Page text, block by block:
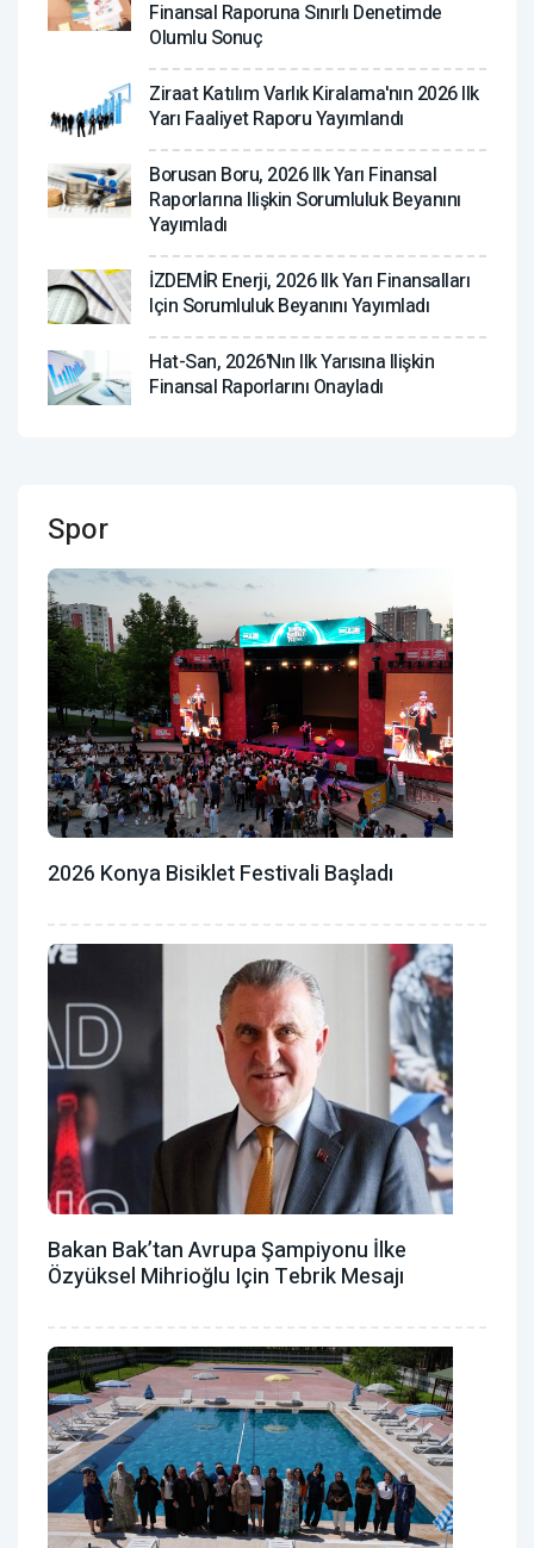
Finansal Raporuna Sınırlı Denetimde
Olumlu Sonuç
Ziraat Katılım Varlık Kiralama'nın 2026 Ilk
Yarı Faaliyet Raporu Yayımlandı
Borusan Boru, 2026 Ilk Yarı Finansal
Raporlarına Ilişkin Sorumluluk Beyanını
Yayımladı
İZDEMİR Enerji, 2026 Ilk Yarı Finansalları
Için Sorumluluk Beyanını Yayımladı
Hat-San, 2026'nın Ilk Yarısına Ilişkin
Finansal Raporlarını Onayladı
Spor
2026 Konya Bisiklet Festivali Başladı
Bakan Bak’tan Avrupa Şampiyonu İlke
Özyüksel Mihrioğlu Için Tebrik Mesajı